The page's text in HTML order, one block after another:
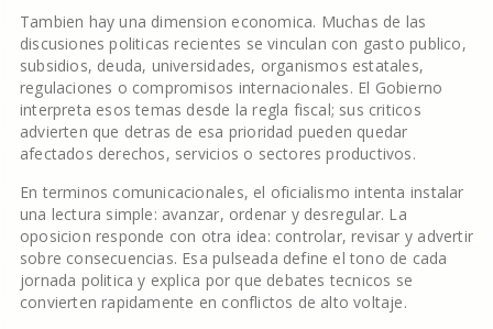
Tambien hay una dimension economica. Muchas de las
discusiones politicas recientes se vinculan con gasto publico,
subsidios, deuda, universidades, organismos estatales,
regulaciones o compromisos internacionales. El Gobierno
interpreta esos temas desde la regla fiscal; sus criticos
advierten que detras de esa prioridad pueden quedar
afectados derechos, servicios o sectores productivos.
En terminos comunicacionales, el oficialismo intenta instalar
una lectura simple: avanzar, ordenar y desregular. La
oposicion responde con otra idea: controlar, revisar y advertir
sobre consecuencias. Esa pulseada define el tono de cada
jornada politica y explica por que debates tecnicos se
convierten rapidamente en conflictos de alto voltaje.